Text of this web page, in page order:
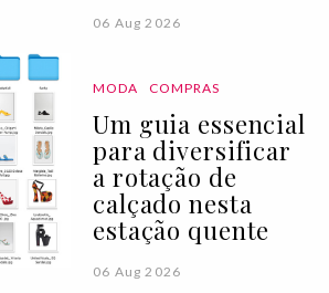
06 Aug 2026
MODA COMPRAS
Um guia essencial
para diversificar
a rotação de
calçado nesta
estação quente
06 Aug 2026